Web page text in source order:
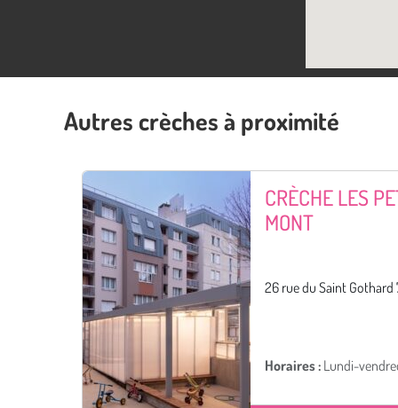
Autres crèches à proximité
CRÈCHE LES
MONT
26 rue du Saint Gothard
Horaires :Lundi-